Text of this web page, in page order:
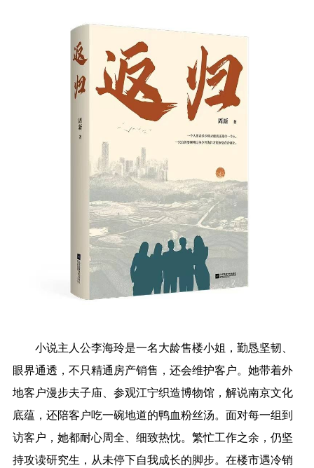
小说主人公李海玲是一名大龄售楼小姐，勤恳坚韧、
眼界通透，不只精通房产销售，还会维护客户。她带着外
地客户漫步夫子庙、参观江宁织造博物馆，解说南京文化
底蕴，还陪客户吃一碗地道的鸭血粉丝汤。面对每一组到
访客户，她都耐心周全、细致热忱。繁忙工作之余，仍坚
持攻读研究生，从未停下自我成长的脚步。在楼市遇冷销